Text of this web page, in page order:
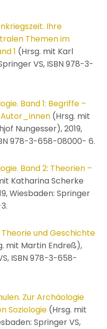
Ihre
Themen im
1 (Hrsg. mit Karl
VS, ISBN 978-3-
Band 1: Begriffe –
(Hrsg. mit
Nungesser), 2019,
978-3-658-08000- 6.
Band 2: Theorien –
Katharina Scherke
Wiesbaden: Springer
und Geschichte
mit Martin Endreß),
ISBN 978-3-658-
Zur Archäologie
Soziologie (Hrsg. mit
Springer VS,